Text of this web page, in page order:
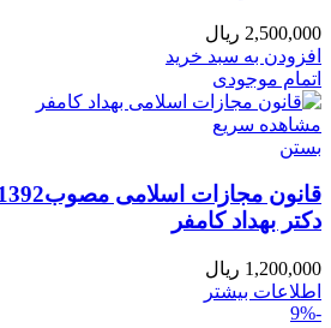
2,500,000 ریال
افزودن به سبد خرید
اتمام موجودی
مشاهده سریع
بستن
دکتر بهداد کامفر
1,200,000 ریال
اطلاعات بیشتر
-9%